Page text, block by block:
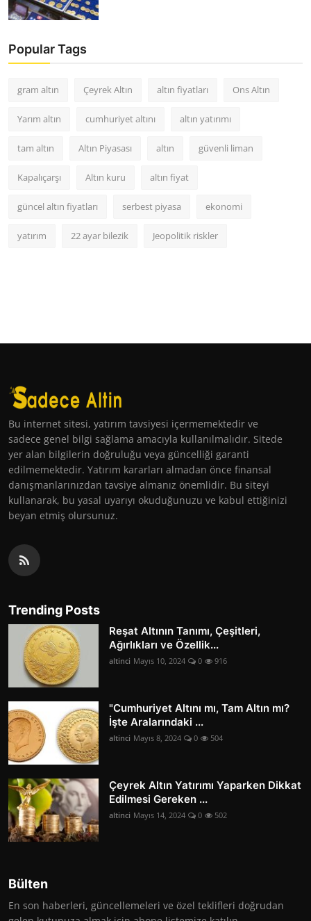
Popular Tags
gram altın Çeyrek Altın altın fiyatları Ons Altın
Yarım altın cumhuriyet altını altın yatırımı
tam altın Altın Piyasası altın güvenli liman
Kapalıçarşı Altın kuru altın fiyat
güncel altın fiyatları serbest piyasa ekonomi
yatırım 22 ayar bilezik Jeopolitik riskler
Bu internet sitesi, yatırım tavsiyesi içermemektedir ve
sadece genel bilgi sağlama amacıyla kullanılmalıdır. Sitede
yer alan bilgilerin doğruluğu veya güncelliği garanti
edilmemektedir. Yatırım kararları almadan önce finansal
danışmanlarınızdan tavsiye almanız önemlidir. Bu siteyi
kullanarak, bu yasal uyarıyı okuduğunuzu ve kabul ettiğinizi
beyan etmiş olursunuz.
Trending Posts
Reşat Altının Tanımı, Çeşitleri,
Ağırlıkları ve Özellik...
altinci Mayıs 10, 2024 0 916
"Cumhuriyet Altını mı, Tam Altın mı?
İşte Aralarındaki ...
altinci Mayıs 8, 2024 0 504
Çeyrek Altın Yatırımı Yaparken Dikkat
Edilmesi Gereken ...
altinci Mayıs 14, 2024 0 502
Bülten
En son haberleri, güncellemeleri ve özel teklifleri doğrudan